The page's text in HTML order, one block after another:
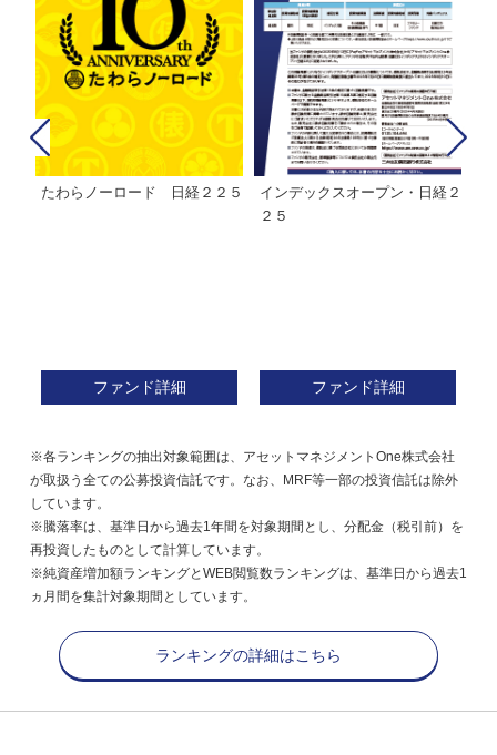
たわらノーロード 日経２２５
ファンド詳細
インデックスオープン・日経２
２５
ファンド詳細
※各ランキングの抽出対象範囲は、アセットマネジメントOne株式会社
が取扱う全ての公募投資信託です。なお、MRF等一部の投資信託は除外
しています。
※騰落率は、基準日から過去1年間を対象期間とし、分配金（税引前）を
再投資したものとして計算しています。
※純資産増加額ランキングとWEB閲覧数ランキングは、基準日から過去1
ヵ月間を集計対象期間としています。
ランキングの詳細はこちら